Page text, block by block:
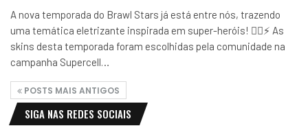
A nova temporada do Brawl Stars já está entre nós, trazendo
uma temática eletrizante inspirada em super-heróis! 🦸‍♂️⚡️ As
skins desta temporada foram escolhidas pela comunidade na
campanha Supercell…
POSTS MAIS ANTIGOS
SIGA NAS REDES SOCIAIS